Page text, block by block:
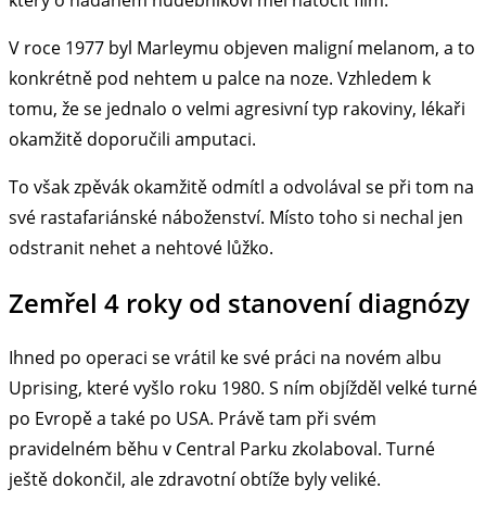
V roce 1977 byl Marleymu objeven maligní melanom, a to
konkrétně pod nehtem u palce na noze. Vzhledem k
tomu, že se jednalo o velmi agresivní typ rakoviny, lékaři
okamžitě doporučili amputaci.
To však zpěvák okamžitě odmítl a odvolával se při tom na
své rastafariánské náboženství. Místo toho si nechal jen
odstranit nehet a nehtové lůžko.
Zemřel 4 roky od stanovení diagnózy
Ihned po operaci se vrátil ke své práci na novém albu
Uprising, které vyšlo roku 1980. S ním objížděl velké turné
po Evropě a také po USA. Právě tam při svém
pravidelném běhu v Central Parku zkolaboval. Turné
ještě dokončil, ale zdravotní obtíže byly veliké.